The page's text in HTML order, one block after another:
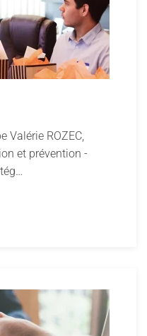
Valérie ROZEC,
et prévention -